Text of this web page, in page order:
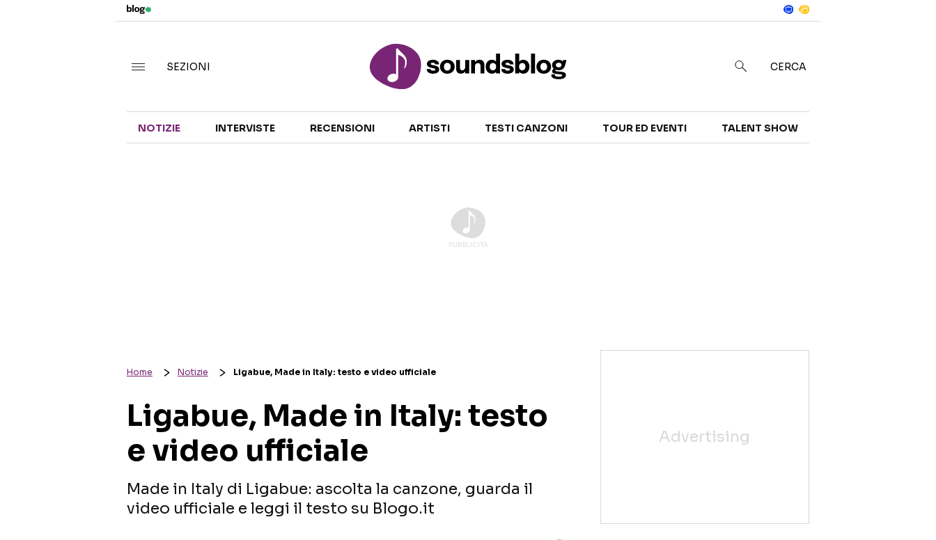
TALENT SHOW
SEZIONI CERCA
NOTIZIE INTERVISTE RECENSIONI ARTISTI TESTI CANZONI TOUR ED EVENTI TALENT SHOW
Home Notizie Ligabue, Made in Italy: testo e video ufficiale
Ligabue, Made in Italy: testo
e video ufficiale
Made in Italy di Ligabue: ascolta la canzone, guarda il
video ufficiale e leggi il testo su Blogo.it